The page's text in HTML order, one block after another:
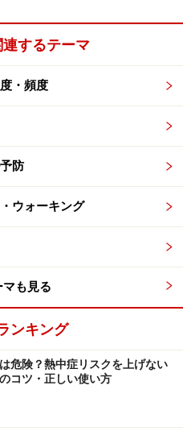
た、リラクゼーション効
るようです。お風呂上がり
ッチポールを使ってリラ
ね。
ズ効果?! 椅子代わり
盤まわりを安定させることが
通りバランス感覚を養うた
す。運動方法としては初心
ート向けのものまで幅広
にあわせて使用して下さ
するテーマ
・頻度
防
ウォーキング
も見る
ンキング
危険？熱中症リスクを上げない
コツ・正しい使い方